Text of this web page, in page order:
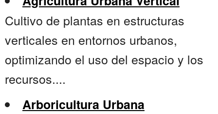
Cultivo de plantas en estructuras
verticales en entornos urbanos,
optimizando el uso del espacio y los
recursos....
Arboricultura Urbana